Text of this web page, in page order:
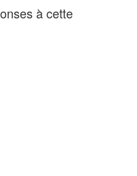
à cette